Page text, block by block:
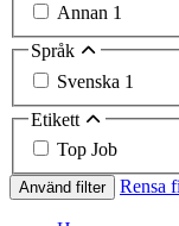
Annan 1
Språk
Svenska 1
Etikett
Top Job
Använd filter Rensa